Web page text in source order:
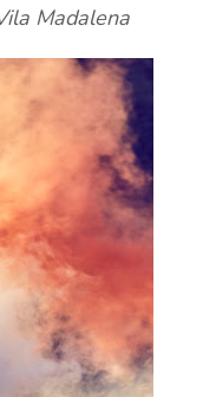
Madalena